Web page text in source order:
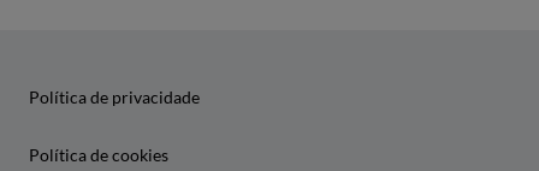
Política de privacidade
Política de cookies